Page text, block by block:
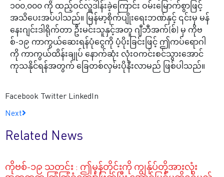
၁၀၀,၀၀၀ ကို ထည့်ဝင်လှူဒါန်းခဲ့ကြောင်း ဝမ်းမြောက်စွာဖြင့်
အသိပေးအပ်ပါသည်။ မြန်မာ့စိုက်ပျိုးရေးဘဏ်နှင့် ၎င်းမှ မန်
နေးဂျင်းဒါရိုက်တာ ဦးမင်းသူနှင့်အတူ ဂျီဘီအက်(စ်) မှ ကိုဗ
စ်-၁၉ ကာကွယ်ဆေးရန်ပုံငွေကို ပံ့ပိုးခြင်းဖြင့် ဤကပ်ရောဂါ
ကို ကာကွယ်ထိန်းချုပ် နောက်ဆုံး လုံးဝကင်းစင်သွားအောင်
ကုသနိုင်ရန်အတွက် ခြေတစ်လှမ်းပိုနီးလာမည် ဖြစ်ပါသည်။
Facebook Twitter LinkedIn
Next
Related News
ကိုဗစ်-၁၉ သတင်း : ဤမုန်တိုင်းကို ကျွန်ုပ်တို့အားလုံး